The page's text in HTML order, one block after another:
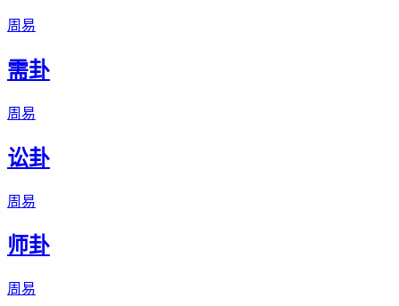
周易
需卦
周易
讼卦
周易
师卦
周易